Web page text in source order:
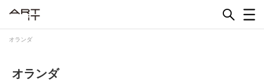
オランダ
オランダ